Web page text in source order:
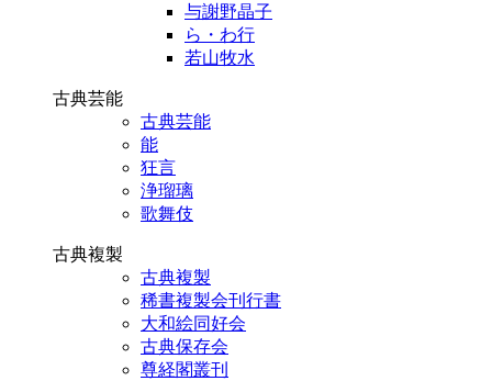
与謝野晶子
ら・わ行
若山牧水
古典芸能
古典芸能
能
狂言
浄瑠璃
歌舞伎
古典複製
古典複製
稀書複製会刊行書
大和絵同好会
古典保存会
尊経閣叢刊